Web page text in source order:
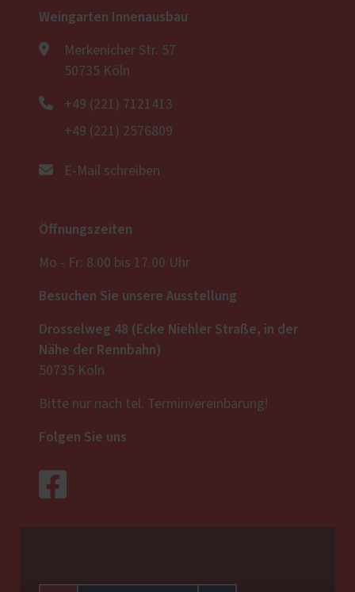
Weingarten Innenausbau
Merkenicher Str. 57
50735 Köln
+49 (221) 7121413
+49 (221) 2576809
E-Mail schreiben
Öffnungszeiten
Mo - Fr: 8.00 bis 17.00 Uhr
Besuchen Sie unsere Ausstellung
Drosselweg 48 (Ecke Niehler Straße, in der
Nähe der Rennbahn)
50735 Köln
Bitte nur nach tel. Terminvereinbarung!
Folgen Sie uns